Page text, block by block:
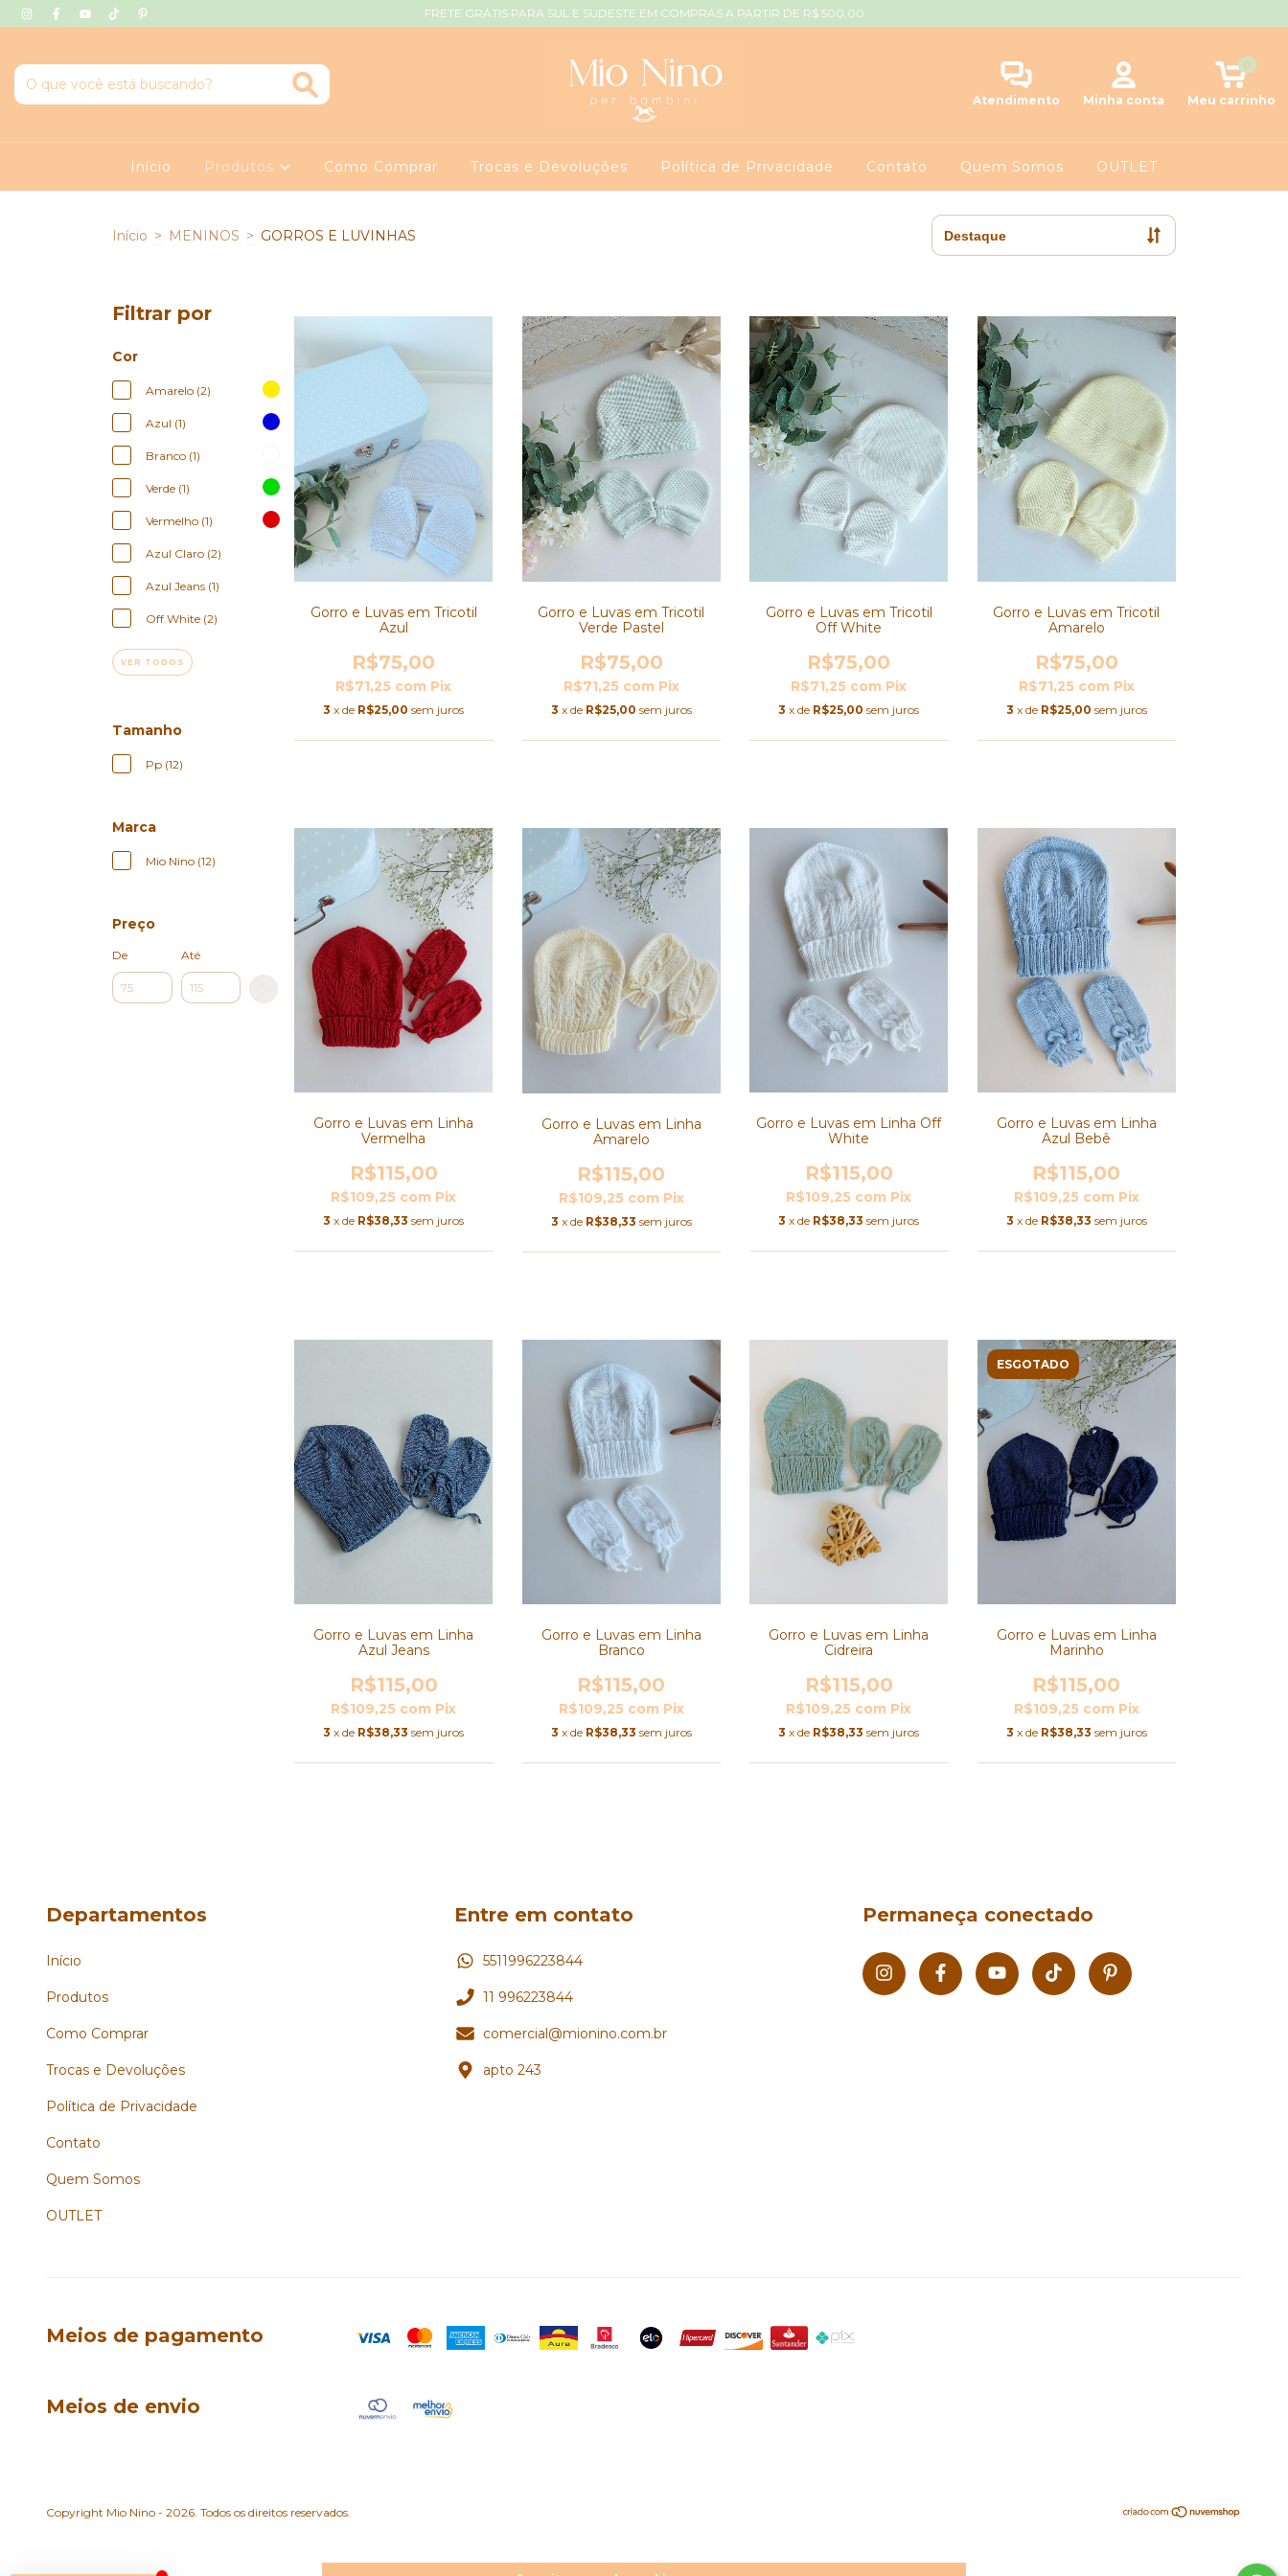
FRETE GRÁTIS PARA SUL E SUDESTE EM COMPRAS A PARTIR DE R$ 500,00
Atendimento Minha conta Meu carrinho
0
Início Produtos Como Comprar Trocas e Devoluções Política de Privacidade Contato Quem Somos OUTLET
Início > MENINOS > GORROS E LUVINHAS
Filtrar por
Cor
Amarelo (2)
Azul (1)
Branco (1)
Verde (1)
Vermelho (1)
Azul Claro (2)
Azul Jeans (1)
Off White (2)
VER TODOS
Tamanho
Pp (12)
Marca
Mio Nino (12)
Preço
De Até
Gorro e Luvas em Tricotil
Azul
R$75,00
R$71,25 com Pix
3 x de R$25,00 sem juros
Gorro e Luvas em Tricotil
Verde Pastel
R$75,00
R$71,25 com Pix
3 x de R$25,00 sem juros
Gorro e Luvas em Tricotil
Off White
R$75,00
R$71,25 com Pix
3 x de R$25,00 sem juros
Gorro e Luvas em Tricotil
Amarelo
R$75,00
R$71,25 com Pix
3 x de R$25,00 sem juros
Gorro e Luvas em Linha
Vermelha
R$115,00
R$109,25 com Pix
3 x de R$38,33 sem juros
Gorro e Luvas em Linha
Amarelo
R$115,00
R$109,25 com Pix
3 x de R$38,33 sem juros
Gorro e Luvas em Linha Off
White
R$115,00
R$109,25 com Pix
3 x de R$38,33 sem juros
Gorro e Luvas em Linha
Azul Bebê
R$115,00
R$109,25 com Pix
3 x de R$38,33 sem juros
Gorro e Luvas em Linha
Azul Jeans
R$115,00
R$109,25 com Pix
3 x de R$38,33 sem juros
Gorro e Luvas em Linha
Branco
R$115,00
R$109,25 com Pix
3 x de R$38,33 sem juros
Gorro e Luvas em Linha
Cidreira
R$115,00
R$109,25 com Pix
3 x de R$38,33 sem juros
ESGOTADO
Gorro e Luvas em Linha
Marinho
R$115,00
R$109,25 com Pix
3 x de R$38,33 sem juros
Departamentos
Início
Produtos
Como Comprar
Trocas e Devoluções
Política de Privacidade
Contato
Quem Somos
OUTLET
Entre em contato
5511996223844
11 996223844
comercial@mionino.com.br
apto 243
Permaneça conectado
Meios de pagamento
Meios de envio
Copyright Mio Nino - 2026. Todos os direitos reservados.